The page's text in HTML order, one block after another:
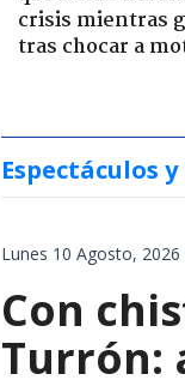
crisis mientras
tras chocar a
Espectáculos y
Lunes 10 Agosto,
Con
Turrón: